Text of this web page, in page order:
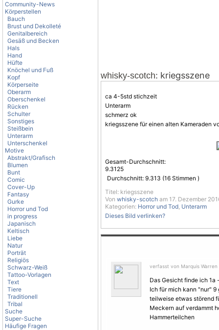
Community-News
Körperstellen
Bauch
Brust und Dekolleté
Genitalbereich
Gesäß und Becken
Hals
Hand
Hüfte
Knöchel und Fuß
Kopf
Körperseite
Oberarm
Oberschenkel
Rücken
Schulter
Sonstiges
Steißbein
Unterarm
Unterschenkel
Motive
Abstrakt/Grafisch
Blumen
Bunt
Comic
Cover-Up
Fantasy
Gurke
Horror und Tod
in progress
Japanisch
Keltisch
Liebe
Natur
Porträt
Religiös
Schwarz-Weiß
Tattoo-Vorlagen
Text
Tiere
Traditionell
Tribal
Suche
Super-Suche
Häufige Fragen
whisky-scotch: kriegsszene
ca 4-5std stichzeit
Unterarm
schmerz ok
kriegsszene für einen alten Kameraden
Gesamt-Durchschnitt:
9.3125
Durchschnitt: 9.313 (16 Stimmen )
Titel: kriegsszene
Von whisky-scotch am 17. Dezember
Kategorien: Horror und Tod, Unterarm
Dieses Bild verlinken?
verfasst von Marquis Warren
Das Gesicht finde ich 1a
Ich für mich kann "nur"
teilweise etwas störend
Meckern auf verdammt
Hammerteilchen